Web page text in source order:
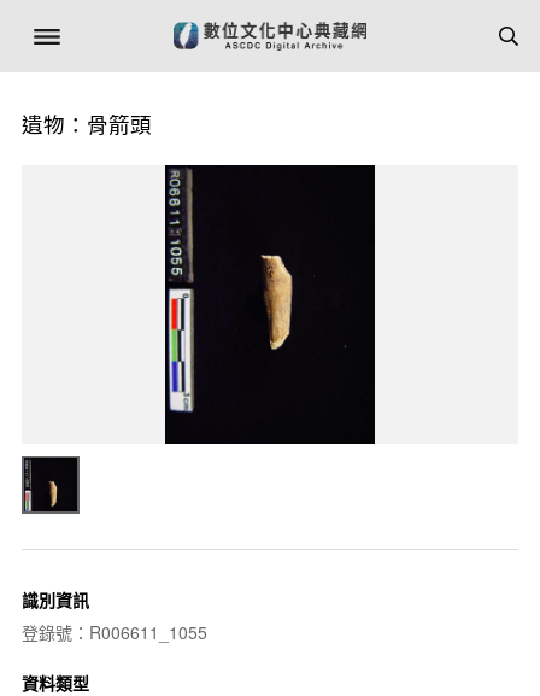
遺物：骨箭頭
識別資訊
登錄號：R006611_1055
資料類型